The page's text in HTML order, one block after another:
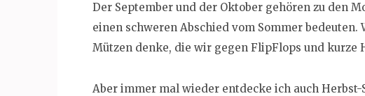
Der September und der Oktober gehören zu den
einen schweren Abschied vom Sommer bedeuten.
Mützen denke, die wir gegen FlipFlops und kurze
Aber immer mal wieder entdecke ich auch